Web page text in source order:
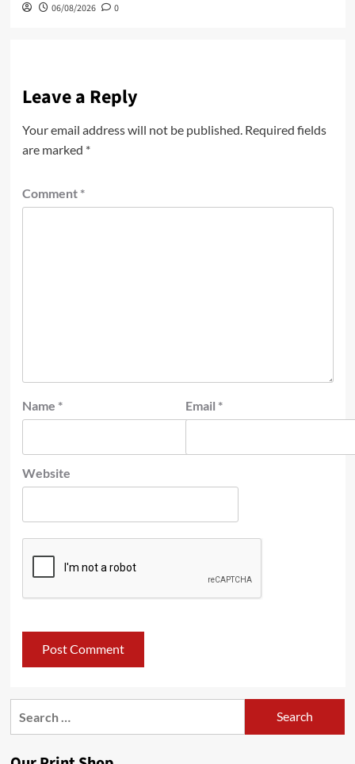
06/08/2026 0
Leave a Reply
Your email address will not be published. Required fields
are marked *
Comment *
Name * Email *
Website